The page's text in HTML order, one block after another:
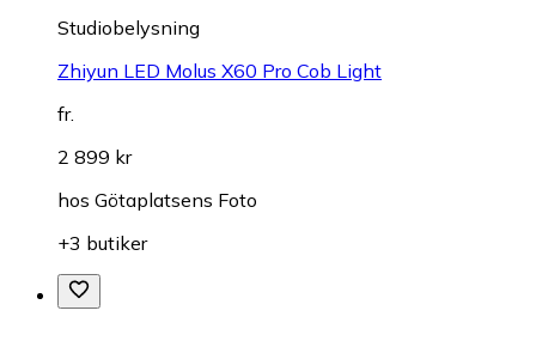
Studiobelysning
Zhiyun LED Molus X60 Pro Cob Light
fr.
2 899 kr
hos Götaplatsens Foto
+3 butiker